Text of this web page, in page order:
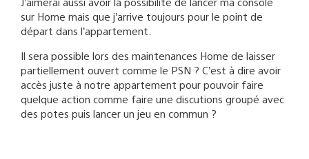
sur Home mais que j’arrive toujours pour le point de
départ dans l’appartement.
Il sera possible lors des maintenances Home de laisser
partiellement ouvert comme le PSN ? C’est à dire avoir
accès juste à notre appartement pour pouvoir faire
quelque action comme faire une discutions groupé avec
des potes puis lancer un jeu en commun ?